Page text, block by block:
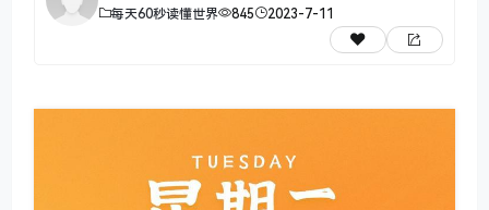
每天60秒读懂世界 845 2023-7-11